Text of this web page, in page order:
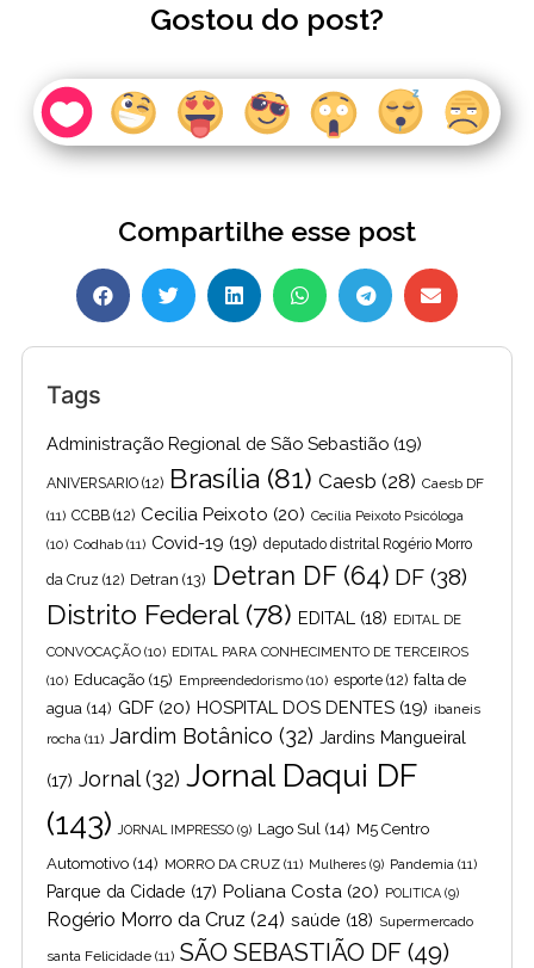
Gostou do post?
Compartilhe esse post
Tags
Administração Regional de São Sebastião (19)
ANIVERSARIO (12) Brasília (81) Caesb (28) Caesb DF
(11) CCBB (12) Cecilia Peixoto (20) Cecília Peixoto Psicóloga
(10) Codhab (11) Covid-19 (19) deputado distrital Rogério Morro
da Cruz (12) Detran (13) Detran DF(64) DF (38)
Distrito Federal(78) EDITAL (18) EDITAL DE
CONVOCAÇÃO (10) EDITAL PARA CONHECIMENTO DE TERCEIROS
(10) Educação (15) Empreendedorismo (10) esporte (12) falta de
agua (14) GDF (20) HOSPITAL DOS DENTES (19) ibaneis
rocha (11) Jardim Botânico (32) Jardins Mangueiral
(17) Jornal(32) Jornal Daqui DF
(143)
JORNAL IMPRESSO (9) Lago Sul (14) M5 Centro
Automotivo (14) MORRO DA CRUZ (11) Mulheres (9) Pandemia (11)
Parque da Cidade (17) Poliana Costa (20) POLITICA (9)
Rogério Morro da Cruz (24) saúde (18) Supermercado
santa Felicidade (11) SÃO SEBASTIÃO DF (49)